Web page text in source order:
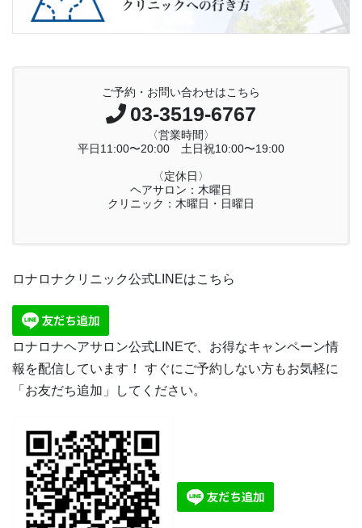
ご予約・お問い合わせはこちら
03-3519-6767
〈営業時間〉
平日11:00〜20:00 土日祝10:00〜19:00
〈定休日〉
ヘアサロン：木曜日
クリニック：木曜日・日曜日
ロナロナクリニック公式LINEはこちら
ロナロナヘアサロン公式LINEで、お得なキャンペーン情
報を配信しています！ すぐにご予約しない方もお気軽に
「お友だち追加」してください。